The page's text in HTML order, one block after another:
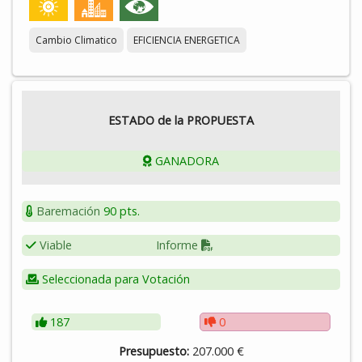
económicos públicos que sirvan de experiencias piloto para
Cambio Climatico EFICIENCIA ENERGETICA
ESTADO de la PROPUESTA
GANADORA
Baremación 90 pts.
Viable Informe
Seleccionada para Votación
187
0
Presupuesto: 207.000 €